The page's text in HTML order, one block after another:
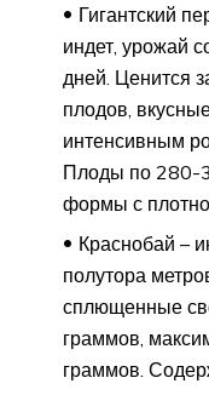
Гигантский
индет, урожай
дней. Ценится
плодов,
интенсивным
Плоды по 280-
формы с
Краснобай –
полутора
сплющенные
граммов,
граммов.